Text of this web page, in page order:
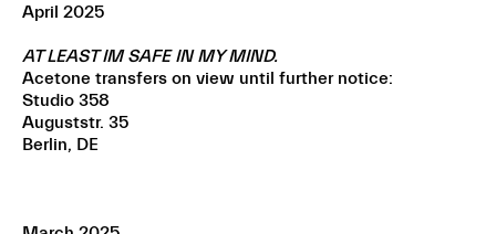
April 2025
AT LEAST IM SAFE IN MY MIND.
Acetone transfers on view until further notice:
Studio 358
Auguststr. 35
Berlin, DE